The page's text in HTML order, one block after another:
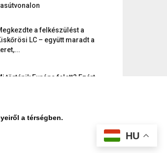
a térségben.
a felkészülést a
LC – együtt maradt a
történik Európa felett? Ezért
HU